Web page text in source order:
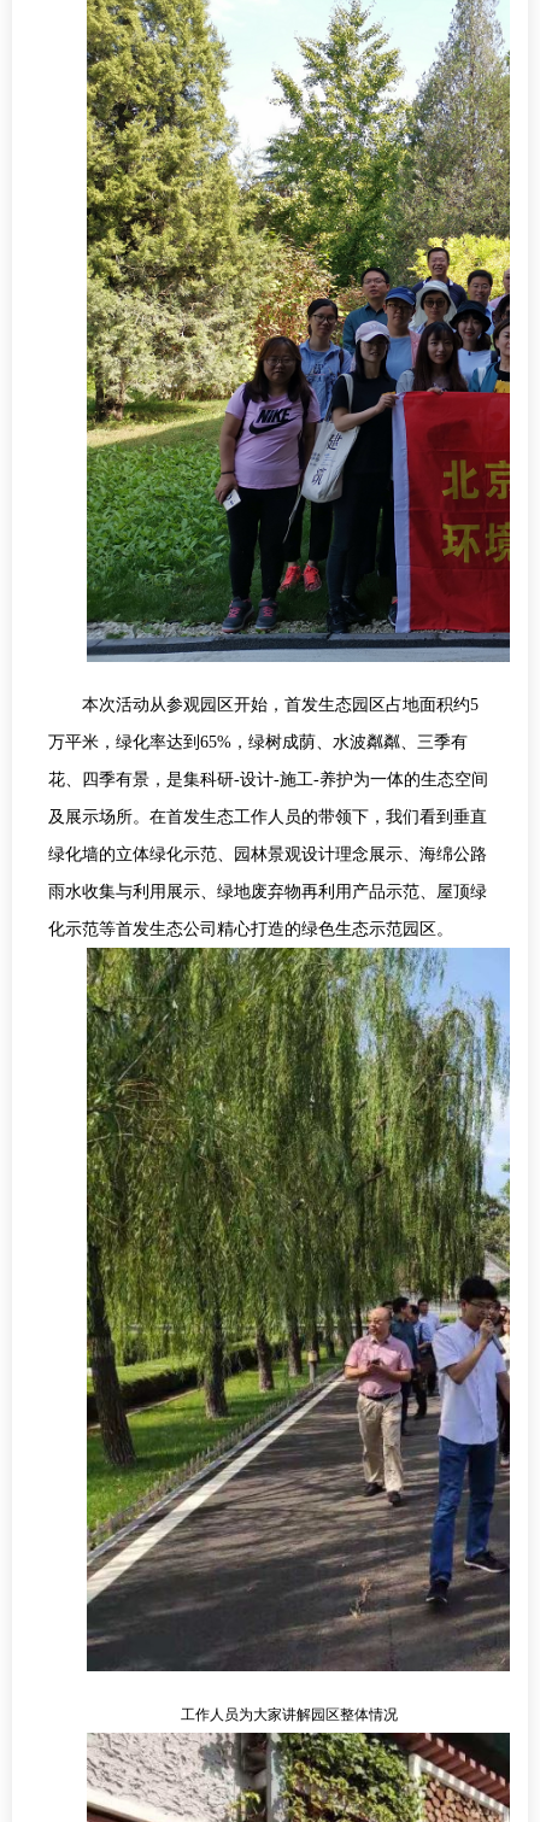
本次活动从参观园区开始，首发生态园区占地面积约5
万平米，绿化率达到 65% ，绿树成荫、水波粼粼、三季有
花、四季有景，是集科研-设计-施工-养护为一体的生态空间
及展示场所。在首发生态工作人员的带领下，我们看到垂直
绿化墙的立体绿化示范、园林景观设计理念展示、海绵公路
雨水收集与利用展示、绿地废弃物再利用产品示范、屋顶绿
化示范等首发生态公司精心打造的绿色生态示范园区。
工作人员为大家讲解园区整体情况